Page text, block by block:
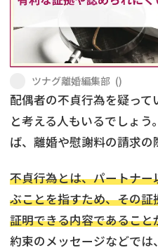
ツナグ離婚編集部 ()
配偶者の不貞行為を疑っ
と考える人もいるでしょ
ば、離婚や慰謝料の請求の
不貞行為とは、パートナ
ぶことを指すため、その
証明できる内容であること
約束のメッセージなどで